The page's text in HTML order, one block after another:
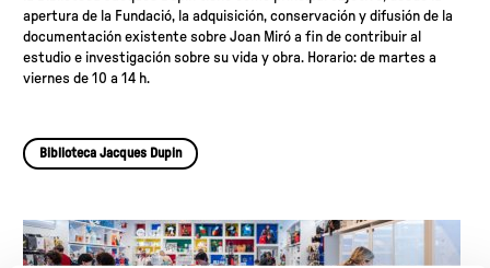
apertura de la Fundació, la adquisición, conservación y difusión de la
documentación existente sobre Joan Miró a fin de contribuir al
estudio e investigación sobre su vida y obra. Horario: de martes a
viernes de 10 a 14 h.
Biblioteca Jacques Dupin